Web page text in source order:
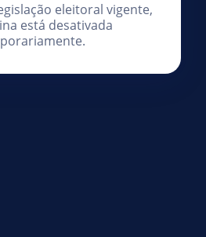
eleitoral vigente,
está desativada